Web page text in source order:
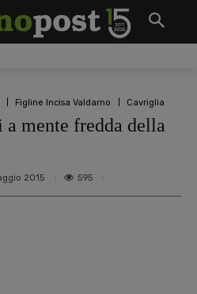
Figline Incisa Valdarno Cavriglia
mente fredda della
2015 595